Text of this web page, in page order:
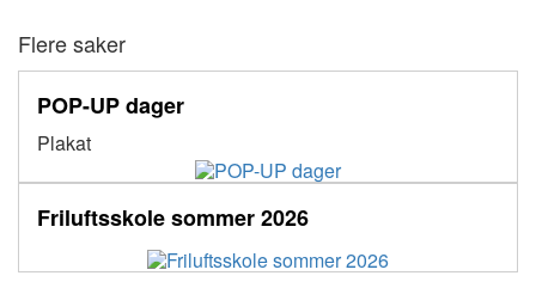
Flere saker
POP-UP dager
Plakat
Friluftsskole sommer 2026